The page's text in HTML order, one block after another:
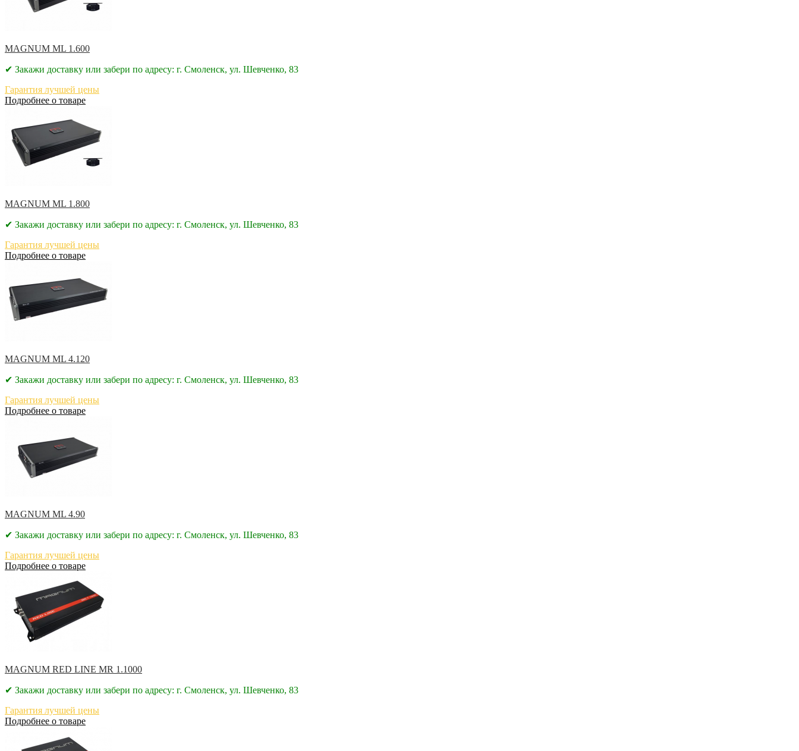
MAGNUM ML 1.600
✔ Закажи доставку или забери по адресу: г. Смоленск, ул. Шевченко, 83
Гарантия лучшей цены
Подробнее о товаре
MAGNUM ML 1.800
✔ Закажи доставку или забери по адресу: г. Смоленск, ул. Шевченко, 83
Гарантия лучшей цены
Подробнее о товаре
MAGNUM ML 4.120
✔ Закажи доставку или забери по адресу: г. Смоленск, ул. Шевченко, 83
Гарантия лучшей цены
Подробнее о товаре
MAGNUM ML 4.90
✔ Закажи доставку или забери по адресу: г. Смоленск, ул. Шевченко, 83
Гарантия лучшей цены
Подробнее о товаре
MAGNUM RED LINE MR 1.1000
✔ Закажи доставку или забери по адресу: г. Смоленск, ул. Шевченко, 83
Гарантия лучшей цены
Подробнее о товаре